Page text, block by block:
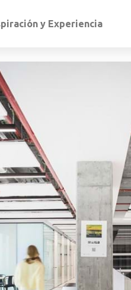
y Experiencia